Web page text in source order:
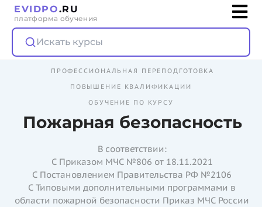
EVIDPO.RU
платформа обучения
Искать курсы
ПРОФЕССИОНАЛЬНАЯ ПЕРЕПОДГОТОВКА
ПОВЫШЕНИЕ КВАЛИФИКАЦИИ
ОБУЧЕНИЕ ПО КУРСУ
Пожарная безопасность
В соответствии:
С Приказом МЧС №806 от 18.11.2021
С Постановлением Правительства РФ №2106
С Типовыми дополнительными программами в
области пожарной безопасности Приказ МЧС России